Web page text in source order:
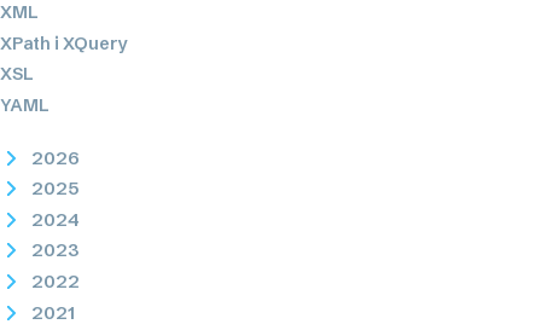
XML
XPath i XQuery
XSL
YAML
2026
2025
2024
2023
2022
2021